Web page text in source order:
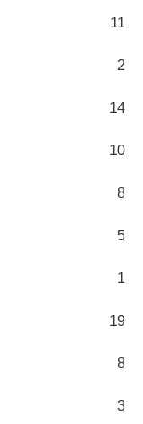
11
2
14
10
8
5
1
19
8
3